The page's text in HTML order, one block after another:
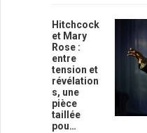
Hitchcock
et Mary
Rose :
entre
tension et
révélation
s, une
pièce
taillée
pou…